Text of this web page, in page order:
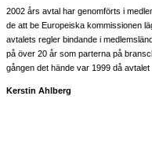
2002 års avtal har genomförts i
de att be Europeiska kommissionen
avtalets regler bindande i
på över 20 år som parterna på
gången det hände var 1999 då
Kerstin Ahlberg